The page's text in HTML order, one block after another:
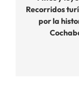
entradas
Recorridos
por la